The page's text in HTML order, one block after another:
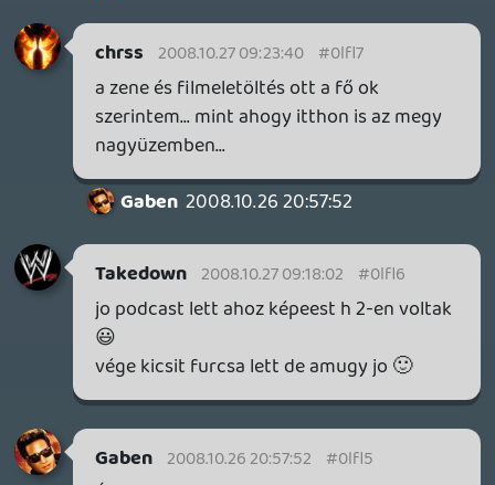
országban ahol úgymond csak a "hülye
vesz eredeti játékokat". ha minden gép
mellé nálunk is mindenki megvenne annyi
szoftvert mint "nyugaton" akkor lehetne
jogosan elégedetlenkedni. egyébként meg
van Live, sokan használjuk is, tehát az
alapból nem értem azokat akik még
mindíg ezen vannak kiborulva.
campero 2008.10.25 19:33:57 #0lfl0
Hmm.. Még a szeptemberit sem hallgattam
meg.
zorgo 2008.10.25 18:14:09 #0lfkz
A Budapest Game Show valóban korrekt
kezdeményezés, de ettől függetlenül ez is
hatalmas reklám a Microsoftnak. Nem